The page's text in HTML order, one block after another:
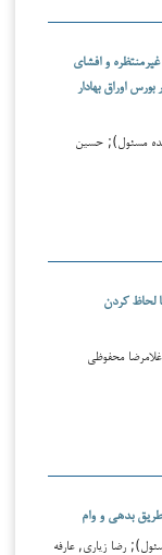
و افشای
اوراق بهادار
مسئول); حسین
لحاظ کردن
محفوظی
رضا زیاری, عارفه